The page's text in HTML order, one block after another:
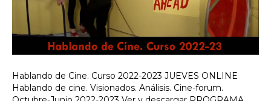
Hablando de Cine. Curso 2022-2023 JUEVES ONLINE
Hablando de cine. Visionados. Análisis. Cine-forum.